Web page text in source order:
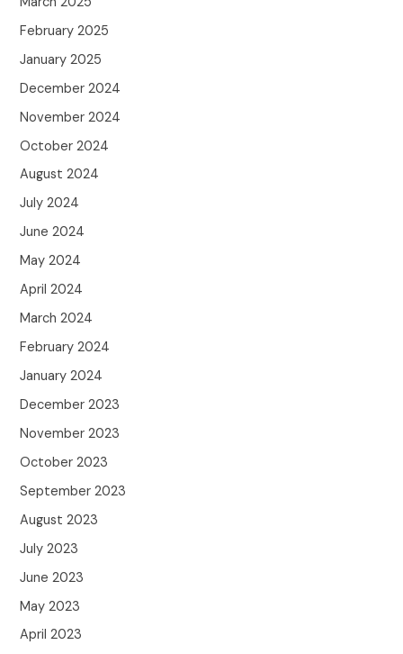
February 2025
January 2025
December 2024
November 2024
October 2024
August 2024
July 2024
June 2024
May 2024
April 2024
March 2024
February 2024
January 2024
December 2023
November 2023
October 2023
September 2023
August 2023
July 2023
June 2023
May 2023
April 2023